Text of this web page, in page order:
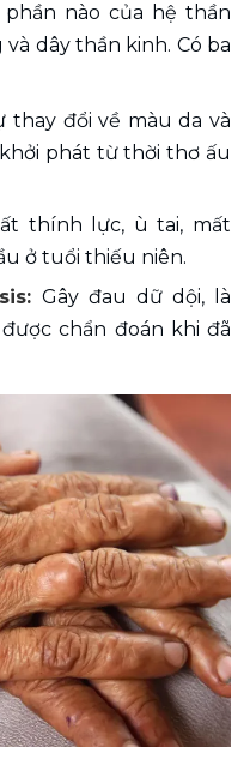
nào của hệ thần
dây thần kinh. Có ba
thay đổi về màu da và
phát từ thời thơ ấu
thính lực, ù tai, mất
ở tuổi thiếu niên.
Gây đau dữ dội, là
chẩn đoán khi đã